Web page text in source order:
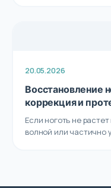
20.05.2026
Восстановление
коррекция и
Если ноготь не
волной или частично